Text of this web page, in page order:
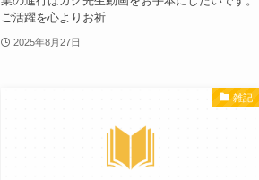
ご活躍を心よりお祈...
2025年8月27日
雑記